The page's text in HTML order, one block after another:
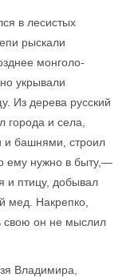
в лесистых
рыскали
монголо-
укрывали
Из дерева русский
города и села,
и башнями, строил
ему нужно в быту,—
и птицу, добывал
мед. Накрепко,
свою он не мыслил
Владимира,